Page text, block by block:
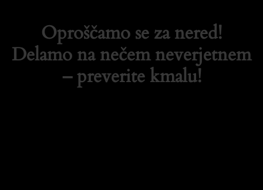
Oproščamo se za nered!
Delamo na nečem neverjetnem
– preverite kmalu!